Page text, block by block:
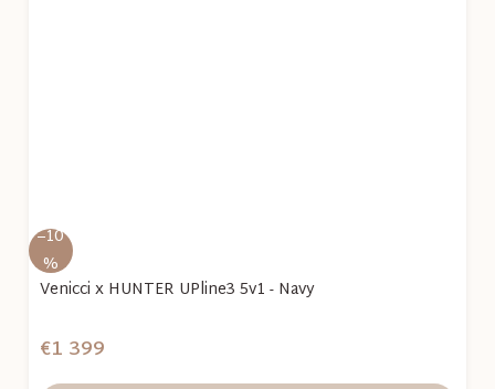
–10
%
Venicci x HUNTER UPline3 5v1 - Navy
€1 399